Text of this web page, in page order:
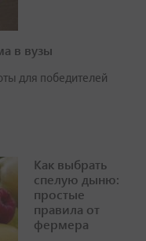
в вузы
для победителей
Как выбрать
спелую дыню:
простые
правила от
фермера